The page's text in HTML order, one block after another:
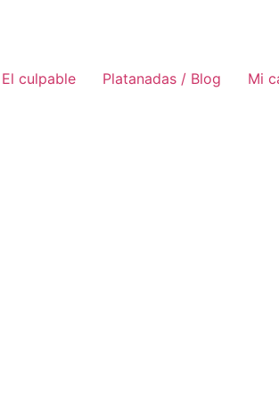
El culpable Platanadas / Blog Mi